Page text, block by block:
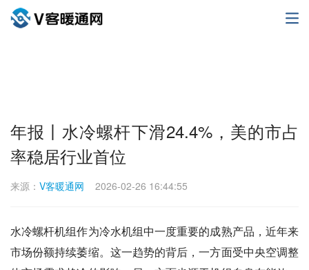
年报丨水冷螺杆下滑24.4%，美的市占
率稳居行业首位
来源： V客暖通网 2026-02-26 16:44:55
水冷螺杆机组作为冷水机组中一度重要的成熟产品，近年来
市场份额持续萎缩。这一趋势的背后，一方面受中央空调整